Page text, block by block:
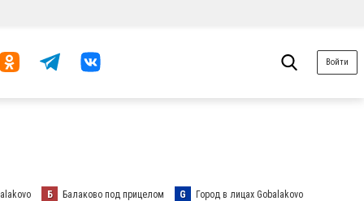
Войти
Б Балаково под прицелом G Город в лицах Gobalakovo